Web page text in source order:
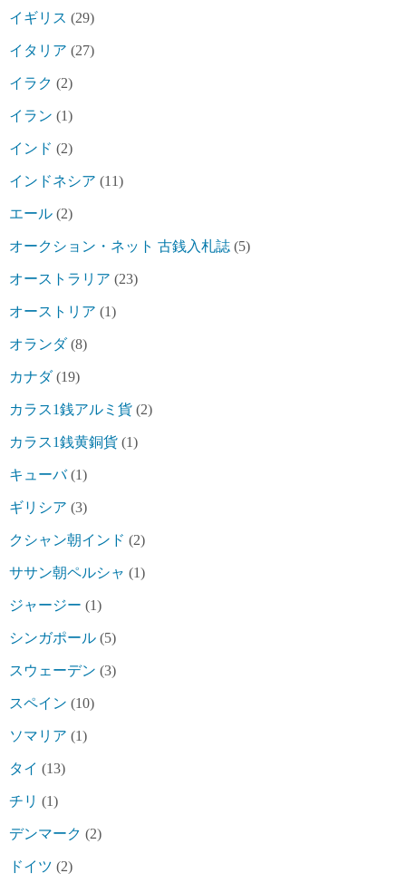
イギリス (29)
イタリア (27)
イラク (2)
イラン (1)
インド (2)
インドネシア (11)
エール (2)
オークション・ネット 古銭入札誌 (5)
オーストラリア (23)
オーストリア (1)
オランダ(8)
カナダ(19)
カラス1銭アルミ貨 (2)
カラス1銭黄銅貨 (1)
キューバ(1)
ギリシア (3)
クシャン朝インド (2)
ササン朝ペルシャ (1)
ジャージー (1)
シンガポール (5)
スウェーデン (3)
スペイン (10)
ソマリア (1)
タイ (13)
チリ (1)
デンマーク (2)
ドイツ (2)